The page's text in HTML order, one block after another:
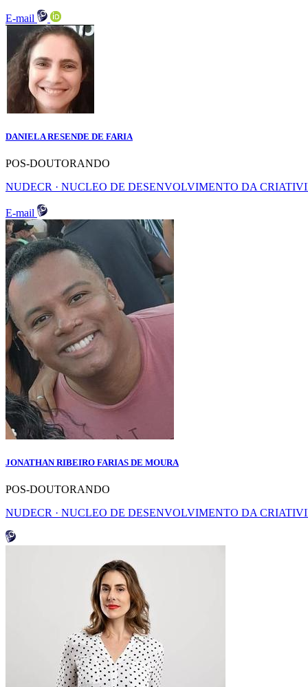
E-mail
DANIELA RESENDE DE FARIA
POS-DOUTORANDO
NUDECR · NUCLEO DE DESENVOLVIMENTO DA
E-mail
JONATHAN RIBEIRO FARIAS DE MOURA
POS-DOUTORANDO
NUDECR · NUCLEO DE DESENVOLVIMENTO DA